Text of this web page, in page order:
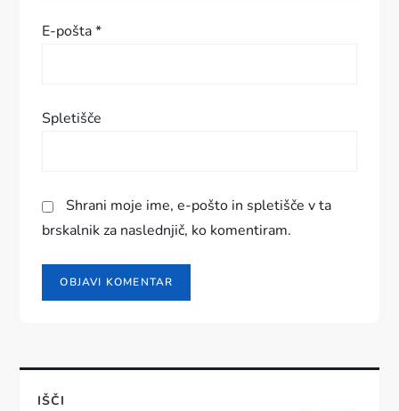
p
v
E-pošta*
Spletišče
Shrani moje ime, e-pošto in spletišče v ta
brskalnik za naslednjič, ko komentiram.
IŠČI